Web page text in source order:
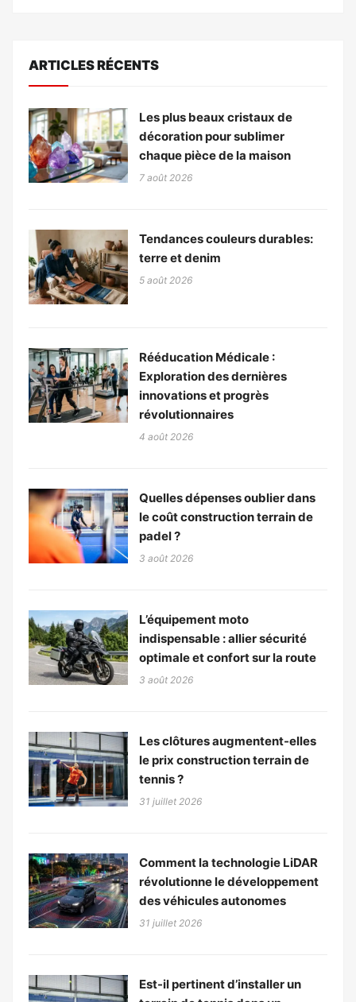
ARTICLES RÉCENTS
Les plus beaux cristaux de
décoration pour sublimer
chaque pièce de la maison
7 août 2026
Tendances couleurs durables:
terre et denim
5 août 2026
Rééducation Médicale :
Exploration des dernières
innovations et progrès
révolutionnaires
4 août 2026
Quelles dépenses oublier dans
le coût construction terrain de
padel ?
3 août 2026
L’équipement moto
indispensable : allier sécurité
optimale et confort sur la route
3 août 2026
Les clôtures augmentent-elles
le prix construction terrain de
tennis ?
31 juillet 2026
Comment la technologie LiDAR
révolutionne le développement
des véhicules autonomes
31 juillet 2026
Est-il pertinent d’installer un